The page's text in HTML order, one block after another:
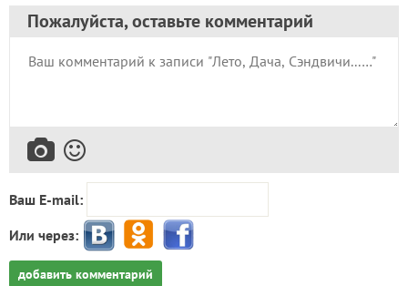
Пожалуйста, оставьте комментарий
Ваш E-mail:
Или через:
добавить комментарий